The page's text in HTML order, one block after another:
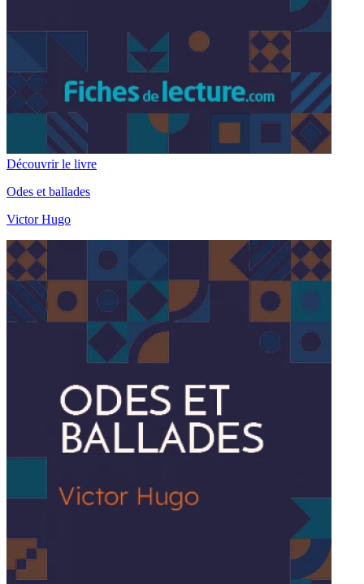
Découvrir le livre
Odes et ballades
Victor Hugo